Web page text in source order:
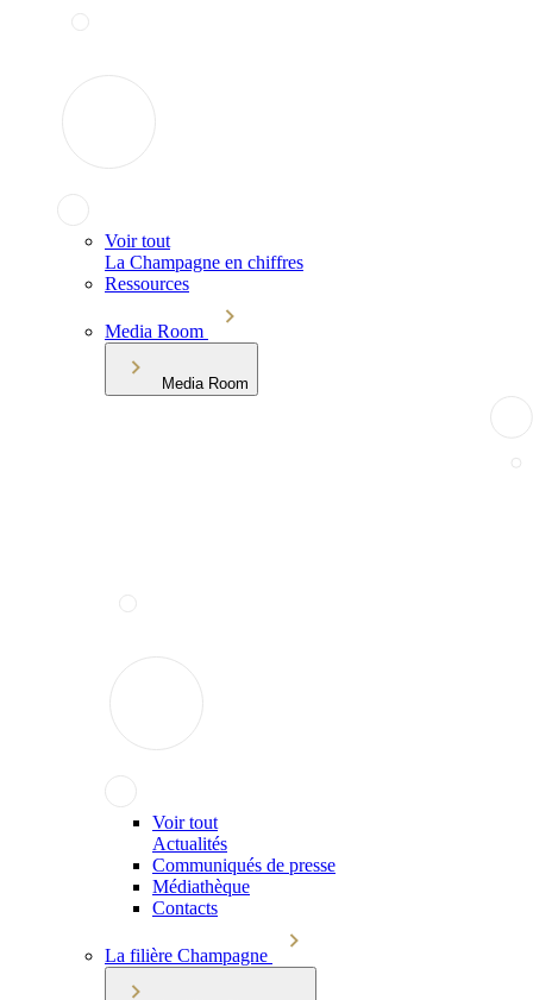
Voir tout
La Champagne en chiffres
Ressources
Media Room
Media Room
Voir tout
Actualités
Communiqués de presse
Médiathèque
Contacts
La filière Champagne